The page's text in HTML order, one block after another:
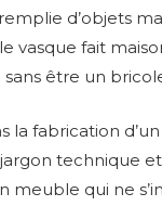
d’objets
vasque fait
être un
la fabrication
technique
meuble qui ne